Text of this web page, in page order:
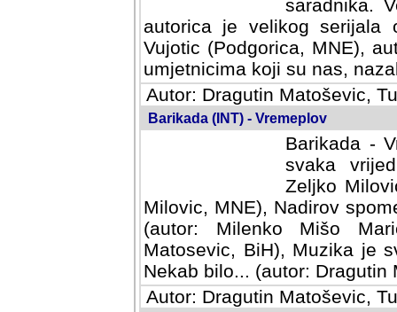
saradnika.
autorica je velikog serijala
Vujotic (Podgorica, MNE),
umjetnicima koji su nas,
Autor: Dragutin Matoševic,
Barikada (INT) - Vremeplov
Barikada -
svaka
Milovic,
MNE), Nadirov spomenar
Milenko Mišo Maric, UK),
Muzika je svirala (autor:
(autor: Dragutin Matosevic,
Autor: Dragutin Matoševic,